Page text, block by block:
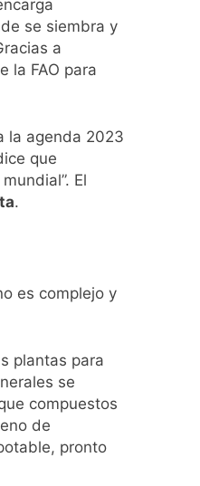
se siembra y
a
la FAO para
la agenda 2023
que
El
.
es complejo y
plantas para
se
compuestos
de
pronto